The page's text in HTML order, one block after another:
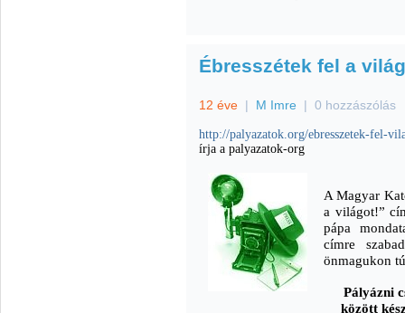
Ébresszétek fel a
12 éve | M Imre | 0 hozzászólás
http://palyazatok.org/ebresszetek-fel-
írja a palyazatok-org
A Magyar
a világot!”
pápa
címre
önmagukon
Pályázni
között